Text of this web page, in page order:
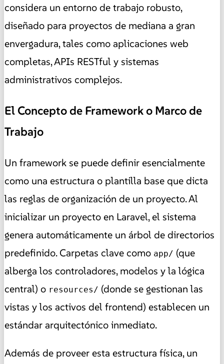
considera un entorno de trabajo robusto,
diseñado para proyectos de mediana a gran
envergadura, tales como aplicaciones web
completas, APIs RESTful y sistemas
administrativos complejos.
El Concepto de Framework o Marco de
Trabajo
Un framework se puede definir esencialmente
como una estructura o plantilla base que dicta
las reglas de organización de un proyecto. Al
inicializar un proyecto en Laravel, el sistema
genera automáticamente un árbol de directorios
predefinido. Carpetas clave como app/ (que
alberga los controladores, modelos y la lógica
central) o resources/ (donde se gestionan las
vistas y los activos del frontend) establecen un
estándar arquitectónico inmediato.
Además de proveer esta estructura física, un